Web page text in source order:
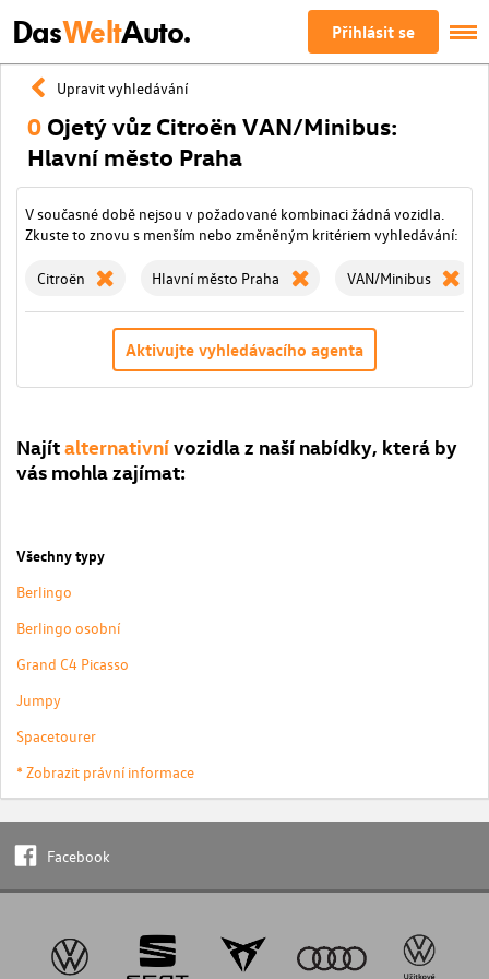
DasWeltAuto. Přihlásit se
Upravit vyhledávání
0 Ojetý vůz Citroën VAN/Minibus:
Hlavní město Praha
V současné době nejsou v požadované kombinaci žádná vozidla.
Zkuste to znovu s menším nebo změněným kritériem vyhledávání:
Citroën Hlavní město Praha VAN/Minibus
Aktivujte vyhledávacího agenta
Najítalternativnívozidla z naší nabídky, která by
vás mohla zajímat:
Všechny typy
Berlingo
Berlingo osobní
Grand C4 Picasso
Jumpy
Spacetourer
* Zobrazit právní informace
Facebook